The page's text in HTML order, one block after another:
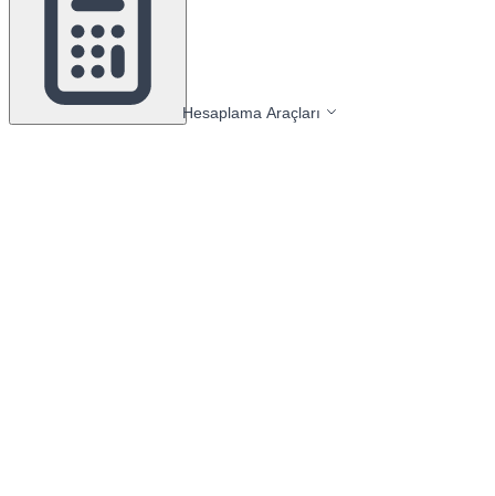
Hesaplama Araçları